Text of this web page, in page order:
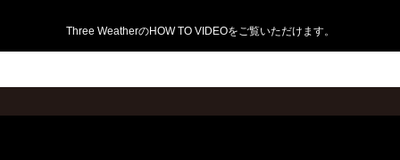
Three WeatherのHOW TO VIDEOをご覧いただけます。